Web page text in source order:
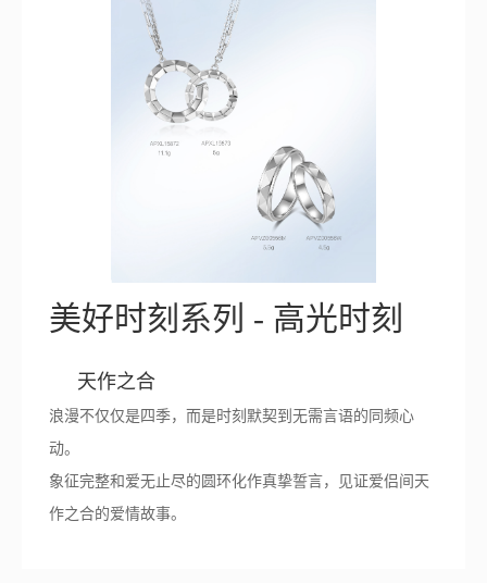
美好时刻系列 - 高光时刻
天作之合
浪漫不仅仅是四季，而是时刻默契到无需言语的同频心
动。
象征完整和爱无止尽的圆环化作真挚誓言，见证爱侣间天
作之合的爱情故事。